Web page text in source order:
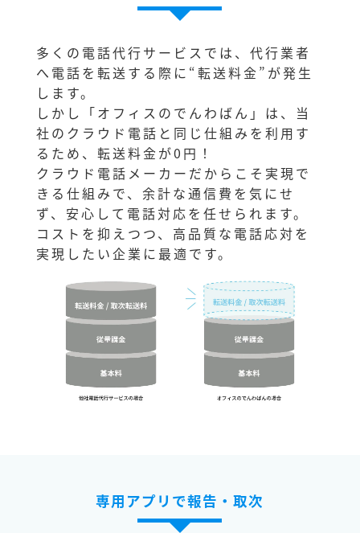
多くの電話代行サービスでは、代行業者
へ電話を転送する際に“転送料金”が発生
します。
しかし「オフィスのでんわばん」は、当
社のクラウド電話と同じ仕組みを利用す
るため、転送料金が0円！
クラウド電話メーカーだからこそ実現で
きる仕組みで、余計な通信費を気にせ
ず、安心して電話対応を任せられます。
コストを抑えつつ、高品質な電話応対を
実現したい企業に最適です。
専用アプリで報告・取次